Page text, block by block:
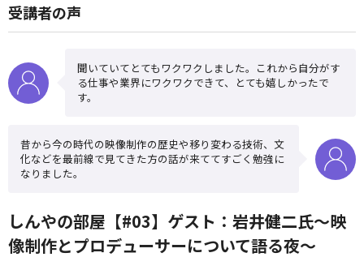
しんやの部屋【#03】ゲスト：岩井健二氏〜映
像制作とプロデューサーについて語る夜〜
受講者の声
聞いていてとてもワクワクしました。これから自分がす
る仕事や業界にワクワクできて、とても嬉しかったで
す。
昔から今の時代の映像制作の歴史や移り変わる技術、文
化などを最前線で見てきた方の話が来ててすごく勉強に
なりました。